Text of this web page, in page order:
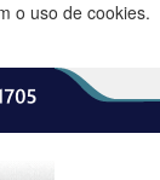
o uso de cookies.